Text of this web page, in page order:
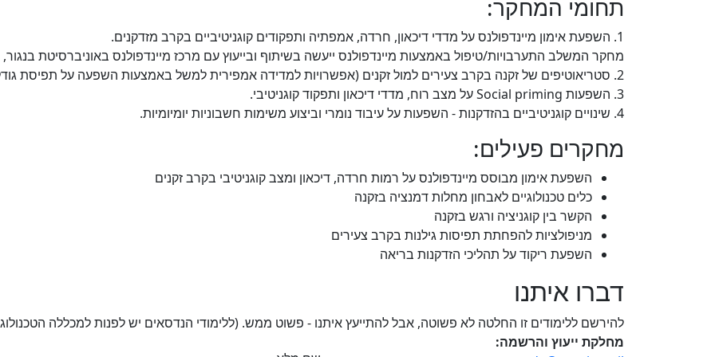
תחומי המחקר:
1. השפעת אימון מיינדפולנס על מדדי דיכאון, חרדה, אמפתיה ותפקודים קוגניטיביים בקרב מזדקנים.
מחקר המשלב התערבויות/טיפול באמצעות מיינדפולנס ייעשה בשיתוף ובייעוץ עם מרכז מיינדפולנס באוניברסיטת בנגור,
2. סטריאוטיפים של זקנה בקרב צעירים למול זקנים (אפשרויות למדידה אמפירית למשל באמצעות השפעה על תפיסת גודל, כוח והשפעה).
3. השפעות Social priming על מצב רוח, מדדי דיכאון ותפקוד קוגניטיבי.
4. שינויים קוגניטיביים בהזדקנות - השפעות על עיבוד נומרי וביצוע משימות חשבוניות יומיומיות.​
מחקרים פעילים:
השפעת אימון מבוסס מיינדפולנס על רמות חרדה, דיכאון ומצב קוגניטיבי בקרב זקנים
כלים טכנולוגיים לאבחון מחלות דמנציה בזקנה
הקשר בין קוגניציה ורגש בזקנה
מניפולציות להפחתת תפיסות גילנות בקרב צעירים​
השפעת ריקוד על תהליכי הזדקנות בריאה
דברו איתנו
להירשם ללימודים זו החלטה לא פשוטה, אבל להתייעץ איתנו - פשוט ממש. (ללימודי הנדסאים יש לפנות למכללה
מחלקת ייעוץ והרשמה: